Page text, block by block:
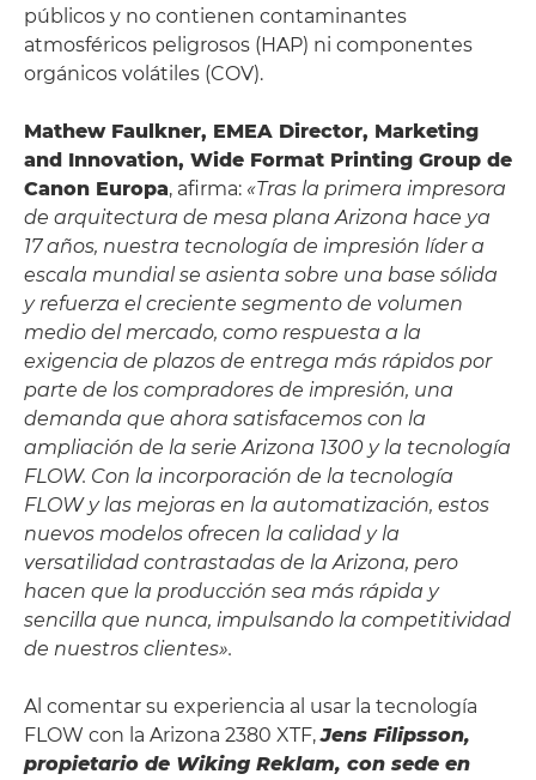
públicos y no contienen contaminantes
atmosféricos peligrosos (HAP) ni componentes
orgánicos volátiles (COV).
Mathew Faulkner, EMEA Director, Marketing
and Innovation, Wide Format Printing Group de
Canon Europa, afirma: «Tras la primera impresora
de arquitectura de mesa plana Arizona hace ya
17 años, nuestra tecnología de impresión líder a
escala mundial se asienta sobre una base sólida
y refuerza el creciente segmento de volumen
medio del mercado, como respuesta a la
exigencia de plazos de entrega más rápidos por
parte de los compradores de impresión, una
demanda que ahora satisfacemos con la
ampliación de la serie Arizona 1300 y la tecnología
FLOW. Con la incorporación de la tecnología
FLOW y las mejoras en la automatización, estos
nuevos modelos ofrecen la calidad y la
versatilidad contrastadas de la Arizona, pero
hacen que la producción sea más rápida y
sencilla que nunca, impulsando la competitividad
de nuestros clientes».
Al comentar su experiencia al usar la tecnología
FLOW con la Arizona 2380 XTF,Jens Filipsson,
propietario de Wiking Reklam, con sede en